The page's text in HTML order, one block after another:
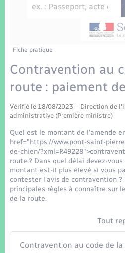
Etat-civil - Papiers -
Parrainage civil
Loisirs
Nouvel habitant
Numérique
Organisation d’événement
Sécurité - Prévention
Transports scolaires
Travaux - Autorisation
Plan interactif
Patrimoine – Histoire
Publications
La Communauté de
Fiche pratique
Contravention au
route : paiement
Vérifié le 18/08/2023 – Direction de
administrative (Première ministre)
Quel est le montant de l'amende
href="https://www.pont-saint-
de-chien/
route ? Dans quel délai devez-vous
montant est-il plus élevé si vous
contester l'avis de contravention ?
principales règles à connaître sur
de la route.
Tout
Contravention au code de